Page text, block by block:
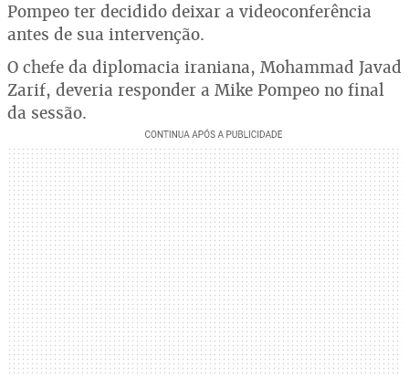
Pompeo ter decidido deixar a videoconferência
antes de sua intervenção.
O chefe da diplomacia iraniana, Mohammad Javad
Zarif, deveria responder a Mike Pompeo no final
da sessão.